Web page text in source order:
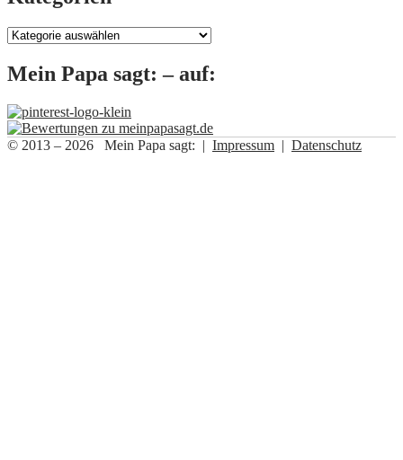
Kategorien
Mein Papa sagt: – auf:
© 2013 – 2026 Mein Papa sagt: | Impressum | Datenschutz